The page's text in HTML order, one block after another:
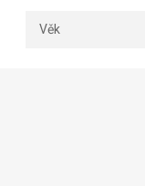
Věk